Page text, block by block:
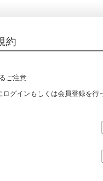
約
ご注意
ログインもしくは会員登録を